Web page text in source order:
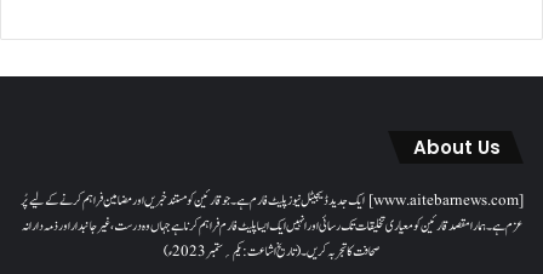
About Us
[www.aitebarnews.com] ایک جدید ڈیجیٹل نیوز پلیٹ فارم ہے۔ جو قارئین کو مستند خبریں اور مضامین فراہم کرنے کے لیے پُر
عزم ہے۔ ہمارا مقصدقارئین کو معیاری تخلیقات تک رسائی اور انہیں ایک ایسا پلیٹ فارم فراہم کرنا ہے جہاں وہ درست، غیر جانبدار اور ذمہ دارانہ
صحافت کا تجربہ کریں۔( تاریخ اشاعت : یکم؍ ستمبر 2023ء)